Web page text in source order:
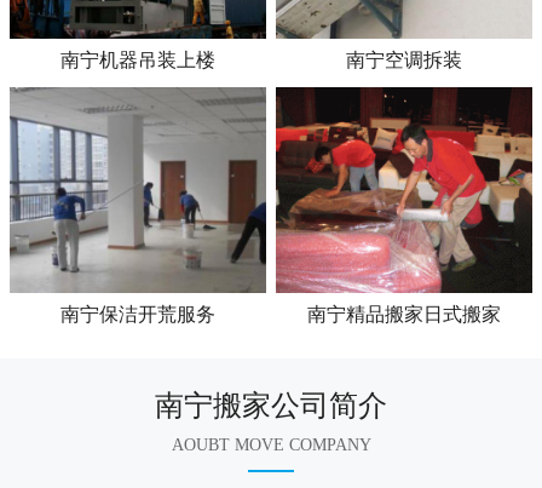
南宁机器吊装上楼 南宁空调拆装
南宁保洁开荒服务 南宁精品搬家日式搬家
南宁搬家公司简介
AOUBT MOVE COMPANY